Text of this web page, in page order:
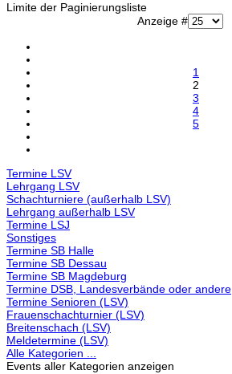
Limite der Paginierungsliste
Anzeige #
1
2
3
4
5
Termine LSV
Lehrgang LSV
Schachturniere (außerhalb LSV)
Lehrgang außerhalb LSV
Termine LSJ
Sonstiges
Termine SB Halle
Termine SB Dessau
Termine SB Magdeburg
Termine DSB, Landesverbände oder andere
Termine Senioren (LSV)
Frauenschachturnier (LSV)
Breitenschach (LSV)
Meldetermine (LSV)
Alle Kategorien ...
Events aller Kategorien anzeigen